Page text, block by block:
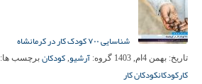
شناسایی ۷۰۰ کودک کار در کرمانشاه
تاریخ: بهمن 4ام, 1403 گروه: آرشیو, کودکان برچسب ها:
کارکودکانکودکان کار